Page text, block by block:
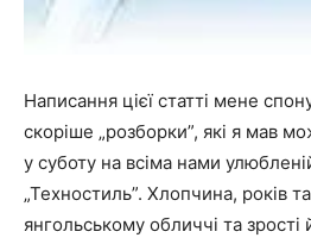
Написання цієї статті мене
скоріше „розборки”, які я мав
у суботу на всіма нами
„Техностиль”. Хлопчина, років
янгольському обличчі та